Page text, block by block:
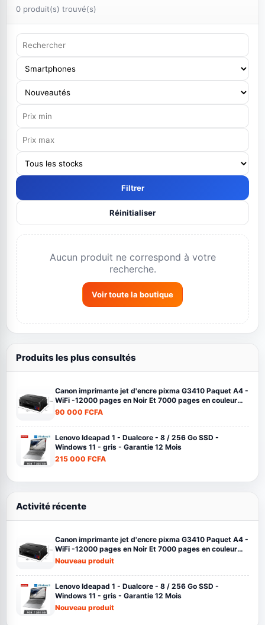
0 produit(s) trouvé(s)
Filtrer
Réinitialiser
Aucun produit ne correspond à votre
recherche.
Voir toute la boutique
Produits les plus consultés
Canon imprimante jet d'encre pixma G3410 Paquet A4 -
WiFi -12000 pages en Noir Et 7000 pages en couleur
noir
90 000 FCFA
Lenovo Ideapad 1 - Dualcore - 8 / 256 Go SSD -
Windows 11 - gris - Garantie 12 Mois
215 000 FCFA
Activité récente
Canon imprimante jet d'encre pixma G3410 Paquet A4 -
WiFi -12000 pages en Noir Et 7000 pages en couleur
noir
Nouveau produit
Lenovo Ideapad 1 - Dualcore - 8 / 256 Go SSD -
Windows 11 - gris - Garantie 12 Mois
Nouveau produit